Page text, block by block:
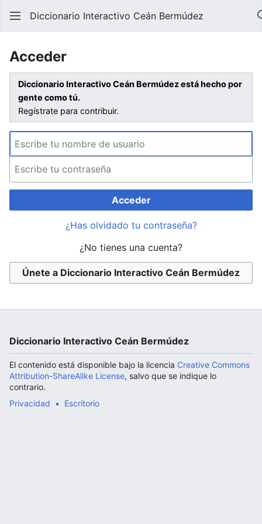
Abrir menú principal
Diccionario Interactivo Ceán Bermúdez
Acceder
Diccionario Interactivo Ceán Bermúdez está hecho por
gente como tú.
Regístrate para contribuir.
Acceder
¿Has olvidado tu contraseña?
¿No tienes una cuenta?
Únete a Diccionario Interactivo Ceán Bermúdez
Diccionario Interactivo Ceán Bermúdez
El contenido está disponible bajo la licencia Creative Commons
Attribution-ShareAlike License, salvo que se indique lo
contrario.
Privacidad
Escritorio